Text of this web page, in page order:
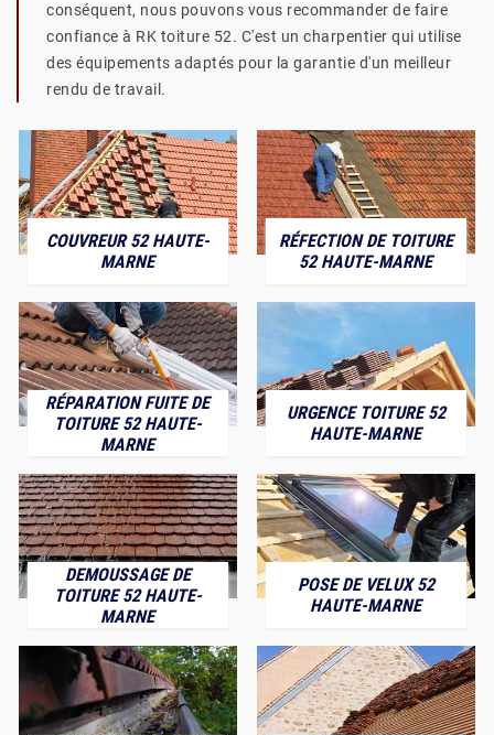
conséquent, nous pouvons vous recommander de faire
confiance à RK toiture 52. C'est un charpentier qui utilise
des équipements adaptés pour la garantie d'un meilleur
rendu de travail.
COUVREUR 52 HAUTE-
MARNE
RÉFECTION DE TOITURE
52 HAUTE-MARNE
RÉPARATION FUITE DE
TOITURE 52 HAUTE-
MARNE
URGENCE TOITURE 52
HAUTE-MARNE
DEMOUSSAGE DE
TOITURE 52 HAUTE-
MARNE
POSE DE VELUX 52
HAUTE-MARNE